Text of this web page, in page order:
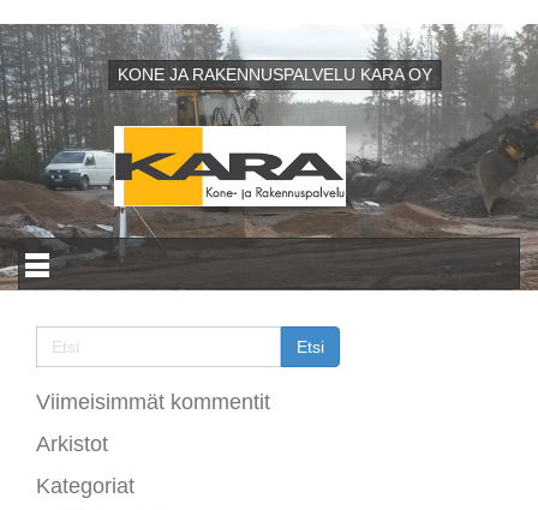
KONE JA RAKENNUSPALVELU KARA OY
Viimeisimmät kommentit
Arkistot
Kategoriat